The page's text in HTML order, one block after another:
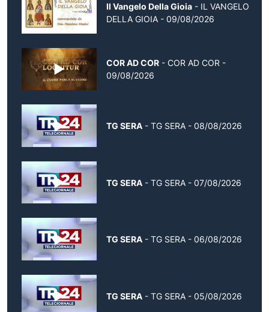
Il Vangelo Della Gioia - IL VANGELO
DELLA GIOIA - 09/08/2026
COR AD COR - COR AD COR -
09/08/2026
TG SERA - TG SERA - 08/08/2026
TG SERA - TG SERA - 07/08/2026
TG SERA - TG SERA - 06/08/2026
TG SERA - TG SERA - 05/08/2026